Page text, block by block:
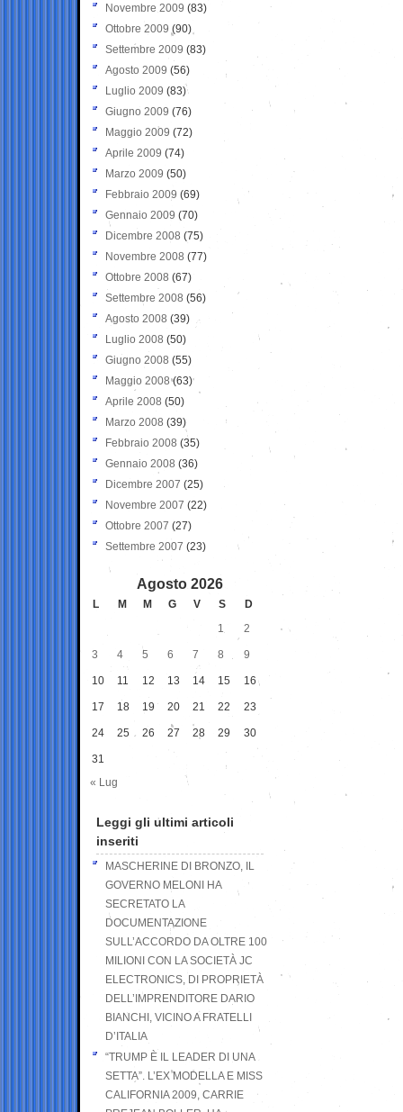
Novembre 2009 (83)
Ottobre 2009 (90)
Settembre 2009 (83)
Agosto 2009 (56)
Luglio 2009 (83)
Giugno 2009 (76)
Maggio 2009 (72)
Aprile 2009 (74)
Marzo 2009 (50)
Febbraio 2009 (69)
Gennaio 2009 (70)
Dicembre 2008 (75)
Novembre 2008 (77)
Ottobre 2008 (67)
Settembre 2008 (56)
Agosto 2008 (39)
Luglio 2008 (50)
Giugno 2008 (55)
Maggio 2008(63)
Aprile 2008 (50)
Marzo 2008 (39)
Febbraio 2008 (35)
Gennaio 2008 (36)
Dicembre 2007 (25)
Novembre 2007 (22)
Ottobre 2007 (27)
Settembre 2007 (23)
Agosto 2026
L M M G V S
D
1
2
3 4 5 6 7 8 9
10 11 12 13 14 15 16
17 18 19 20 21 22 23
24 25 26 27 28 29 30
31
« Lug
Leggi gli ultimi articoli
inseriti
MASCHERINE DI BRONZO, IL
GOVERNO MELONI HA
SECRETATO LA
DOCUMENTAZIONE
SULL’ACCORDO DA OLTRE 100
MILIONI CON LA SOCIETÀ JC
ELECTRONICS, DI PROPRIETÀ
DELL’IMPRENDITORE DARIO
BIANCHI, VICINO A FRATELLI
D’ITALIA
“TRUMP È IL LEADER DI UNA
SETTA”. L’EX MODELLA E MISS
CALIFORNIA 2009, CARRIE